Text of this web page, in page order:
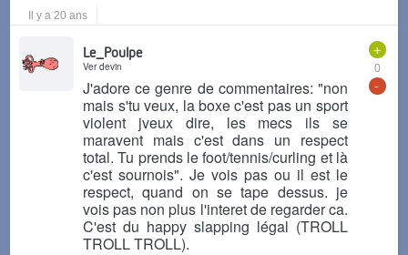
Il y a 20 ans
+
0
-
Le_Poulpe
Ver devin
J'adore ce genre de commentaires: "non
mais s'tu veux, la boxe c'est pas un sport
violent jveux dire, les mecs ils se
maravent mais c'est dans un respect
total. Tu prends le foot/tennis/curling et là
c'est sournois". Je vois pas ou il est le
respect, quand on se tape dessus. je
vois pas non plus l'interet de regarder ca.
C'est du happy slapping légal (TROLL
TROLL TROLL).